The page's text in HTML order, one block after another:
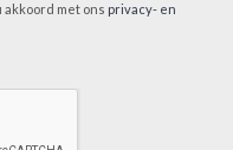
met ons privacy- en